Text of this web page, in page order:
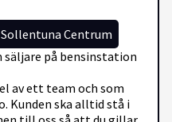
Sollentuna Centrum
säljare på bensinstation
av ett team och som
Kunden ska alltid stå i